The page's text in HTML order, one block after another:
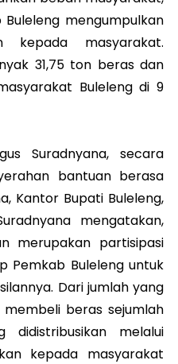
mengumpulkan
kepada masyarakat.
31,75 ton beras dan
Buleleng di 9
Suradnyana, secara
bantuan berasa
Kantor Bupati Buleleng,
mengatakan,
merupakan partisipasi
Pemkab Buleleng untuk
Dari jumlah yang
beras sejumlah
didistribusikan melalui
kepada masyarakat